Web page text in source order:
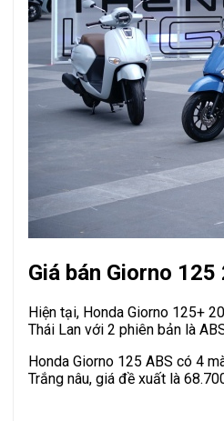
Giá bán Giorno 125
Hiện tại, Honda Giorno 125+
Thái Lan với 2 phiên bản là
Honda Giorno 125 ABS có 4
Trắng nâu, giá đề xuất là